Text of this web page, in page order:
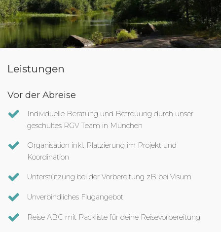
Leistungen
Vor der Abreise
Individuelle Beratung und Betreuung durch unser
geschultes RGV Team in München
Organisation inkl. Platzierung im Projekt und
Koordination
Unterstützung bei der Vorbereitung zB bei Visum
Unverbindliches Flugangebot
Reise ABC mit Packliste für deine Reisevorbereitung